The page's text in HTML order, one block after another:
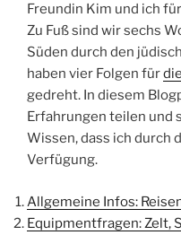
Freundin Kim und ich
Zu Fuß sind wir sechs
Süden durch den
haben vier Folgen für
gedreht. In diesem
Erfahrungen teilen und
Wissen, dass ich durch
Verfügung.
Allgemeine Infos:
Equipmentfragen: Zelt,